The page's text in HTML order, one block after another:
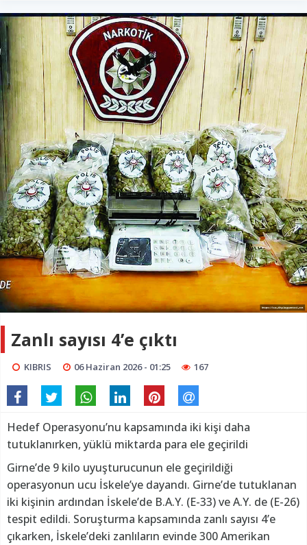
Zanlı sayısı 4’e çıktı
KIBRIS 06 Haziran 2026 - 01:25 167
Hedef Operasyonu’nu kapsamında iki kişi daha
tutuklanırken, yüklü miktarda para ele geçirildi
Girne’de 9 kilo uyuşturucunun ele geçirildiği
operasyonun ucu İskele’ye dayandı. Girne’de tutuklanan
iki kişinin ardından İskele’de B.A.Y. (E-33) ve A.Y. de (E-26)
tespit edildi. Soruşturma kapsamında zanlı sayısı 4’e
çıkarken, İskele’deki zanlıların evinde 300 Amerikan